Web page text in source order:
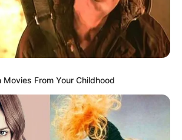
Movies From Your Childhood